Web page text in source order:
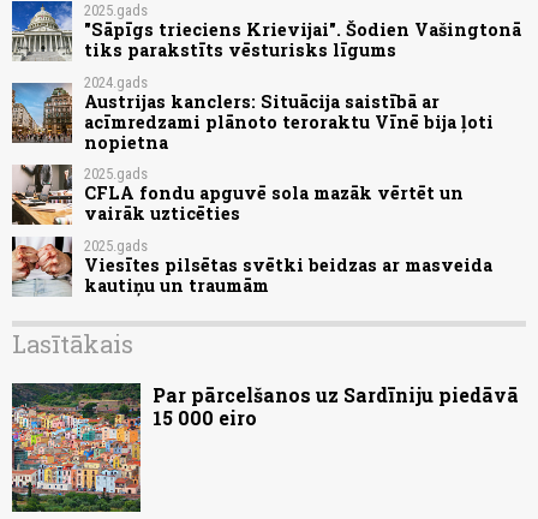
2025.gads
"Sāpīgs trieciens Krievijai". Šodien Vašingtonā
tiks parakstīts vēsturisks līgums
2024.gads
Austrijas kanclers: Situācija saistībā ar
acīmredzami plānoto teroraktu Vīnē bija ļoti
nopietna
2025.gads
CFLA fondu apguvē sola mazāk vērtēt un
vairāk uzticēties
2025.gads
Viesītes pilsētas svētki beidzas ar masveida
kautiņu un traumām
Lasītākais
Par pārcelšanos uz Sardīniju piedāvā
15 000 eiro